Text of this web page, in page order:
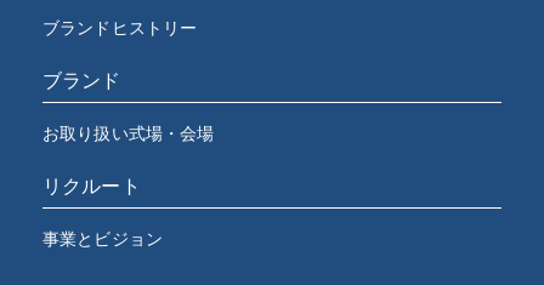
ブランドヒストリー
ブランド
お取り扱い式場・会場
リクルート
事業とビジョン